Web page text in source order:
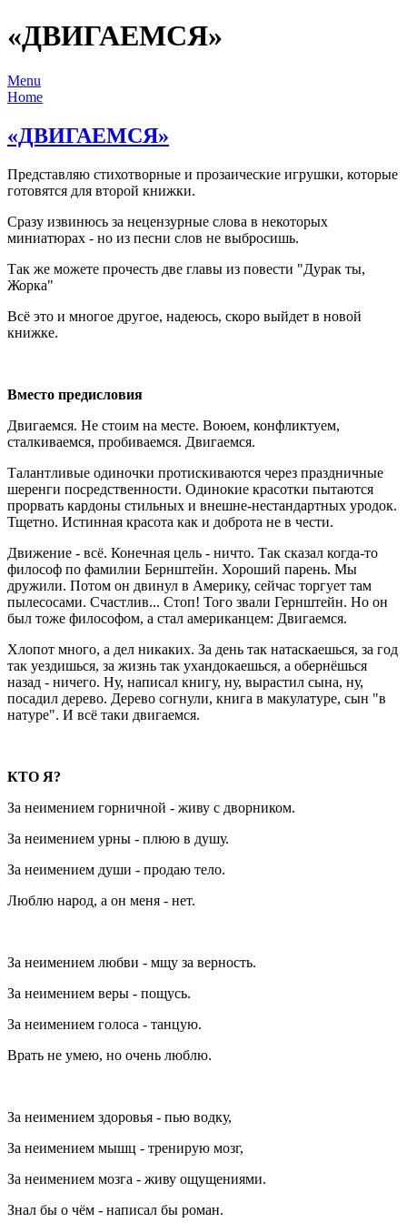
«ДВИГАЕМСЯ»
Menu
Home
«ДВИГАЕМСЯ»
Представляю стихотворные и прозаические игрушки, которые
готовятся для второй книжки.
Сразу извинюсь за нецензурные слова в некоторых
миниатюрах - но из песни слов не выбросишь.
Так же можете прочесть две главы из повести "Дурак ты,
Жорка"
Всё это и многое другое, надеюсь, скоро выйдет в новой
книжке.
Вместо предисловия
Двигаемся. Не стоим на месте. Воюем, конфликтуем,
сталкиваемся, пробиваемся. Двигаемся.
Талантливые одиночки протискиваются через праздничные
шеренги посредственности. Одинокие красотки пытаются
прорвать кардоны стильных и внешне-нестандартных уродок.
Тщетно. Истинная красота как и доброта не в чести.
Движение - всё. Конечная цель - ничто. Так сказал когда-то
философ по фамилии Бернштейн. Хороший парень. Мы
дружили. Потом он двинул в Америку, сейчас торгует там
пылесосами. Счастлив... Стоп! Того звали Гернштейн. Но он
был тоже философом, а стал американцем: Двигаемся.
Хлопот много, а дел никаких. За день так натаскаешься, за год
так уездишься, за жизнь так ухандокаешься, а обернёшься
назад - ничего. Ну, написал книгу, ну, вырастил сына, ну,
посадил дерево. Дерево согнули, книга в макулатуре, сын "в
натуре". И всё таки двигаемся.
КТО Я?
За неимением горничной - живу с дворником.
За неимением урны - плюю в душу.
За неимением души - продаю тело.
Люблю народ, а он меня - нет.
За неимением любви - мщу за верность.
За неимением веры - пощусь.
За неимением голоса - танцую.
Врать не умею, но очень люблю.
За неимением здоровья - пью водку,
За неимением мышц - тренирую мозг,
За неимением мозга - живу ощущениями.
Знал бы о чём - написал бы роман.